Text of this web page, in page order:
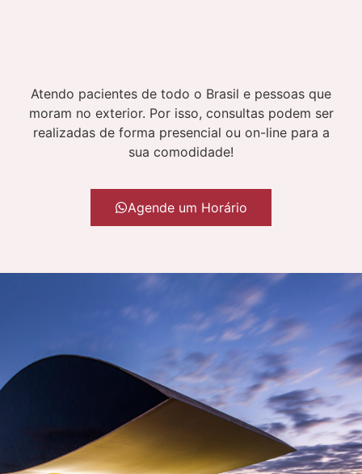
Atendo pacientes de todo o Brasil e pessoas que
moram no exterior. Por isso, consultas podem ser
realizadas de forma presencial ou on-line para a
sua comodidade!
Agende um Horário